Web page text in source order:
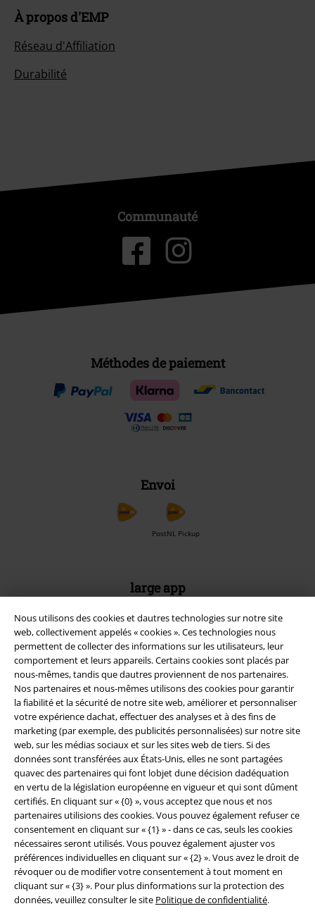
Nous utilisons des cookies et dautres technologies sur notre site
web, collectivement appelés « cookies ». Ces technologies nous
permettent de collecter des informations sur les utilisateurs, leur
comportement et leurs appareils. Certains cookies sont placés par
nous-mêmes, tandis que dautres proviennent de nos partenaires.
Nos partenaires et nous-mêmes utilisons des cookies pour garantir
la fiabilité et la sécurité de notre site web, améliorer et personnaliser
votre expérience dachat, effectuer des analyses et à des fins de
marketing (par exemple, des publicités personnalisées) sur notre site
web, sur les médias sociaux et sur les sites web de tiers. Si des
données sont transférées aux États-Unis, elles ne sont partagées
quavec des partenaires qui font lobjet dune décision dadéquation
en vertu de la législation européenne en vigueur et qui sont dûment
certifiés. En cliquant sur « {0} », vous acceptez que nous et nos
partenaires utilisions des cookies. Vous pouvez également refuser ce
consentement en cliquant sur « {1} » - dans ce cas, seuls les cookies
nécessaires seront utilisés. Vous pouvez également ajuster vos
préférences individuelles en cliquant sur « {2} ». Vous avez le droit de
révoquer ou de modifier votre consentement à tout moment en
cliquant sur « {3} ». Pour plus dinformations sur la protection des
données, veuillez consulter le site Politique de confidentialité.
À propos d'EMP
Réseau d'Affiliation
Durabilité
Communauté
Méthodes de paiement
Envoi
PostNL Pickup
large app
ses avantages et de toutes ses fonctionnalités.
A Warner Music Group Company
Sécurité